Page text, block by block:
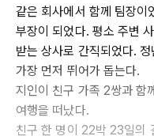
같은 회사에서 함께 팀장이
부장이 되었다. 평소 주변
받는 상사로 간직되었다.
가장 먼저 뛰어가 돕는다.
지인이 친구 가족 2쌍과
여행을 떠났다.
친구 한 명이 22박 23일의